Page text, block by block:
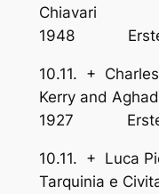
1948
10.11. +
Kerry and
1927
10.11. + Luca
Tarquinia e